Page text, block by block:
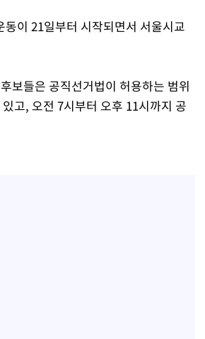
이 21일부터 시작되면서 서울시교
보들은 공직선거법이 허용하는 범위
고, 오전 7시부터 오후 11시까지 공